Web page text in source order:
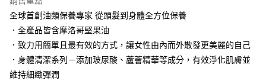
１．簡單：不需註冊會員、不需綁卡、不需儲值。
２．便利：只要手機號碼，簡訊認證，即可結帳。
３．安心：先確認商品／服務後，再付款。
【「AFTEE先享後付」結帳流程】
１．於結帳方式選擇「AFTEE先享後付」後，將跳轉至「AFTEE先享後付」
運送方式
付款後全家取貨
付款後萊爾富取貨
每筆NT$100，滿NT$3,000(含以上)免運費
全球首創油類保養專家 從頭髮到身體全方位保養
．全產品皆含摩洛哥堅果油
．致力用簡單且最有效的方式，讓女性由內而外散發更美麗的自己
．身體清潔系列－添加玻尿酸、蘆薈精華等成分，有效淨化肌膚並
維持細緻彈潤